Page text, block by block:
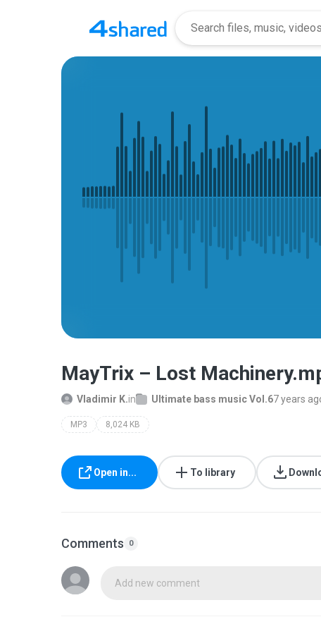
MayTrix – Lost
Vladimir K.in Ultimate bass music Vol.67 years
MP3 8,024 KB
Open in... To library
Comments 0
Add new comment